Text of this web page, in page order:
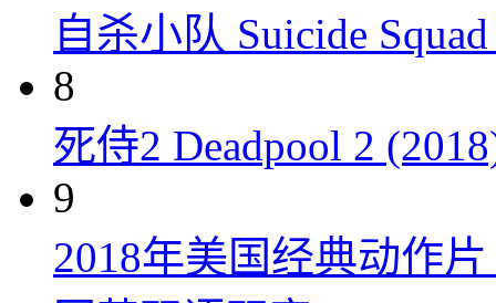
自杀小队 Suicide
8
死侍2 Deadpool 2
9
2018年美国经典动作